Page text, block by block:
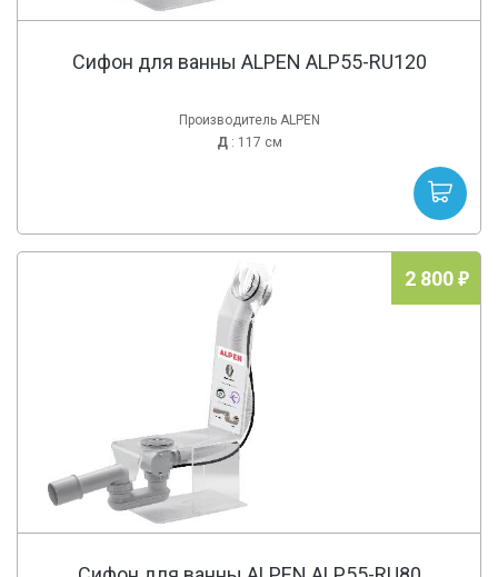
Сифон для ванны ALPEN ALP55-RU120
Производитель ALPEN
Д : 117 см
2 800